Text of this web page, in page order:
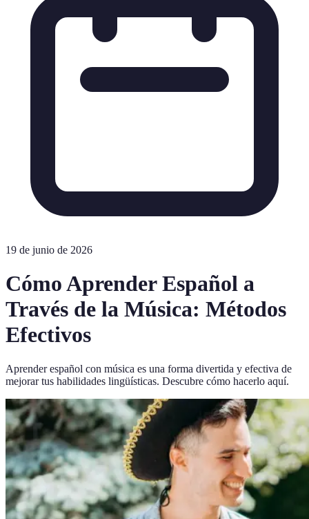
19 de junio de 2026
Cómo Aprender Español a
Través de la Música: Métodos
Efectivos
Aprender español con música es una forma divertida y efectiva de
mejorar tus habilidades lingüísticas. Descubre cómo hacerlo aquí.